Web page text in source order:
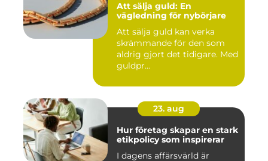
Att sälja guld: En
vägledning för nybörjare
Att sälja guld kan verka
skrämmande för den som
aldrig gjort det tidigare. Med
guldpr...
23. aug
Hur företag skapar en stark
etikpolicy som inspirerar
I dagens affärsvärld är